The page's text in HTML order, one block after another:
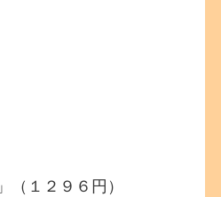
」（１２９６円）